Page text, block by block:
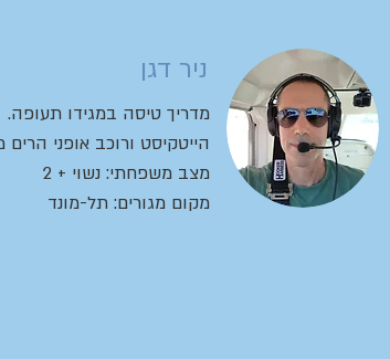
ניר דגן
מדריך טיסה במגידו תעופה.
הייטקיסט ורוכב אופני
מצב משפחתי: נשוי + 2
מקום מגורים: תל-מונד